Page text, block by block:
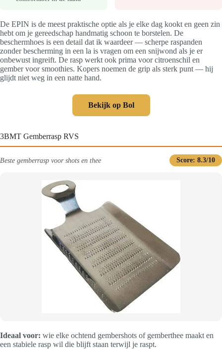
De EPIN is de meest praktische optie als je elke dag kookt en geen zin
hebt om je gereedschap handmatig schoon te borstelen. De
beschermhoes is een detail dat ik waardeer — scherpe raspanden
zonder bescherming in een la is vragen om een snijwond als je er
onbewust ingreift. De rasp werkt ook prima voor citroenschil en
gember voor smoothies. Kopers noemen de grip als sterk punt — hij
glijdt niet weg in een natte hand.
Bekijk op Bol
3BMT Gemberrasp RVS
Beste gemberrasp voor shots en thee Score: 8.3/10
Ideaal voor: wie elke ochtend gembershots of gemberthee maakt en
een stabiele rasp wil die blijft staan terwijl je raspt.